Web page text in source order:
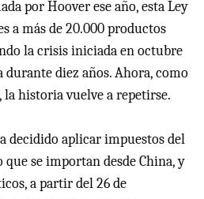
por Hoover ese año, esta Ley
a más de 20.000 productos
la crisis iniciada en octubre
durante diez años. Ahora, como
la historia vuelve a repetirse.
decididoaplicar impuestos del
que se importan desde China, y
a partir del 26 de